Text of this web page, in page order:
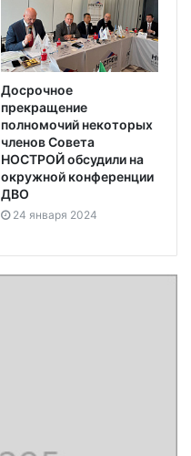
Досрочное
прекращение
полномочий некоторых
членов Совета
НОСТРОЙ обсудили на
окружной конференции
ДВО
24 января 2024